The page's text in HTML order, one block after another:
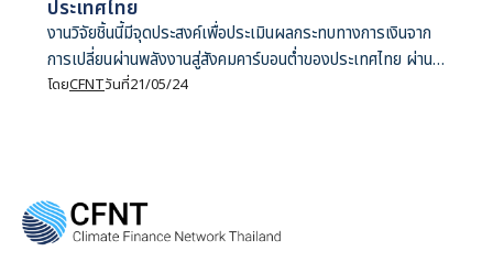
ประเทศไทย
งานวิจัยชิ้นนี้มีจุดประสงค์เพื่อประเมินผลกระทบทางการเงินจาก
การเปลี่ยนผ่านพลังงานสู่สังคมคาร์บอนต่ำของประเทศไทย ผ่าน
การคำนวณมูลค่าสินทรัพย์สูญค่าในอนาคต (stranded assets)
ประกอบด้วย (1) กรณีฐาน (base case) ใช้แผนการพัฒนา
กำลังการผลิตไฟฟ้าของประเทศไทย ปี 2561 ถึง 2580 ฉบับ
โดยCFNTวันที่21/05/24